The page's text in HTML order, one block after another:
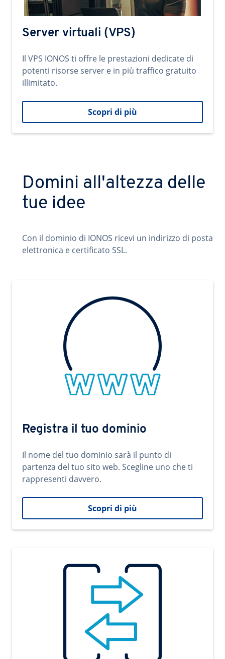
Server virtuali (VPS)
Il VPS IONOS ti offre le prestazioni dedicate di
potenti risorse server e in più traffico gratuito
illimitato.
Scopri di più
Domini all'altezza delle
tue idee
Con il dominio di IONOS ricevi un indirizzo di posta
elettronica e certificato SSL.
Registra il tuo dominio
Il nome del tuo dominio sarà il punto di
partenza del tuo sito web. Scegline uno che ti
rappresenti davvero.
Scopri di più